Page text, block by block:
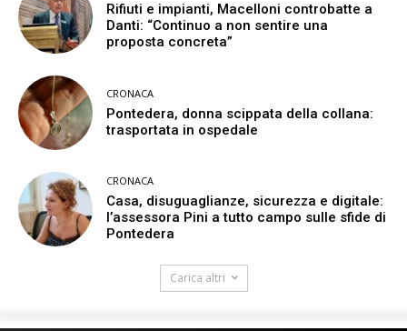
Rifiuti e impianti, Macelloni controbatte a
Danti: “Continuo a non sentire una
proposta concreta”
CRONACA
Pontedera, donna scippata della collana:
trasportata in ospedale
CRONACA
Casa, disuguaglianze, sicurezza e digitale:
l’assessora Pini a tutto campo sulle sfide di
Pontedera
Carica altri